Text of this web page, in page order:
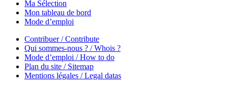
Ma Sélection
Mon tableau de bord
Mode d’emploi
Contribuer / Contribute
Qui sommes-nous ? / Whois ?
Mode d’emploi / How to do
Plan du site / Sitemap
Mentions légales / Legal datas